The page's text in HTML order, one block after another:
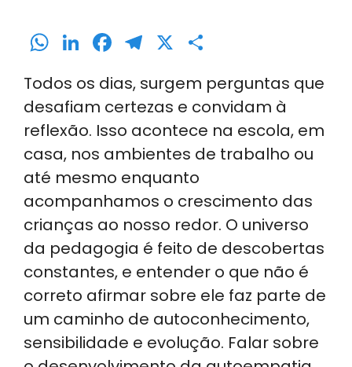
W
a
ts
A
p
p
Li
k
e
dI
n
F
c
e
b
o
o
k
T
e
gr
a
m
X
ar
e
Todos os dias, surgem perguntas que
desafiam certezas e convidam à
reflexão. Isso acontece na escola, em
casa, nos ambientes de trabalho ou
até mesmo enquanto
acompanhamos o crescimento das
crianças ao nosso redor. O universo
da pedagogia é feito de descobertas
constantes, e entender o que não é
correto afirmar sobre ele faz parte de
um caminho de autoconhecimento,
sensibilidade e evolução. Falar sobre